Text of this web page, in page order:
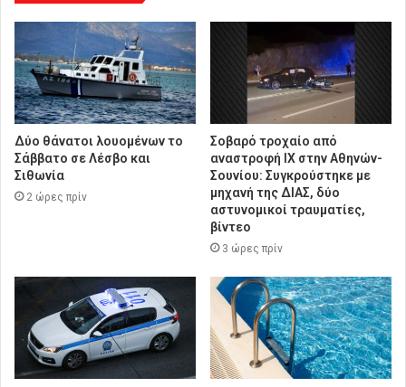
Δύο θάνατοι λουομένων το
Σάββατο σε Λέσβο και
Σιθωνία
2 ώρες πρίν
Σοβαρό τροχαίο από
αναστροφή ΙΧ στην Αθηνών-
Σουνίου: Συγκρούστηκε με
μηχανή της ΔΙΑΣ, δύο
αστυνομικοί τραυματίες,
βίντεο
3 ώρες πρίν